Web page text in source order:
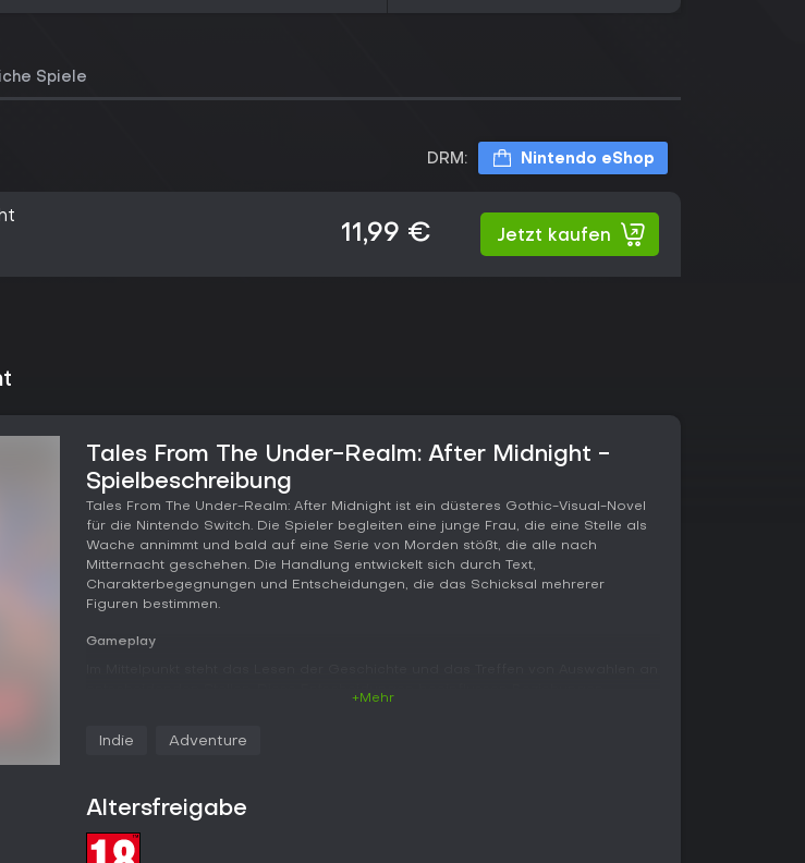
Spiele
DRM: Nintendo eShop
11,99 € Jetzt kaufen
Tales From The Under-Realm: After Midnight -
Spielbeschreibung
Tales From The Under-Realm: After Midnight ist ein düsteres Gothic-Visual-Novel
für die Nintendo Switch. Die Spieler begleiten eine junge Frau, die eine Stelle als
Wache annimmt und bald auf eine Serie von Morden stößt, die alle nach
Mitternacht geschehen. Die Handlung entwickelt sich durch Text,
Charakterbegegnungen und Entscheidungen, die das Schicksal mehrerer
Figuren bestimmen.
Gameplay
neuen Rolle zurechtfindet. Der Handlungsverlauf verzweigt sich je nach den
Die Geschichte verläuft linear und wird an bestimmten Punkten durch
Entscheidungen in unterschiedliche Enden gelenkt. Statt komplexer Systeme liegt
+Mehr
Indie Adventure
Altersfreigabe